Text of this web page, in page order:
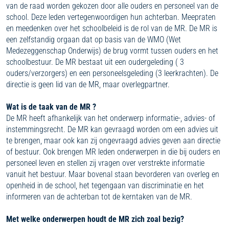
van de raad worden gekozen door alle ouders en personeel van de
school. Deze leden vertegenwoordigen hun achterban. Meepraten
en meedenken over het schoolbeleid is de rol van de MR. De MR is
een zelfstandig orgaan dat op basis van de WMO (Wet
Medezeggenschap Onderwijs) de brug vormt tussen ouders en het
schoolbestuur. De MR bestaat uit een oudergeleding ( 3
ouders/verzorgers) en een personeelsgeleding (3 leerkrachten). De
directie is geen lid van de MR, maar overlegpartner.
Wat is de taak van de MR ?
De MR heeft afhankelijk van het onderwerp informatie-, advies- of
instemmingsrecht. De MR kan gevraagd worden om een advies uit
te brengen, maar ook kan zij ongevraagd advies geven aan directie
of bestuur. Ook brengen MR leden onderwerpen in die bij ouders en
personeel leven en stellen zij vragen over verstrekte informatie
vanuit het bestuur. Maar bovenal staan bevorderen van overleg en
openheid in de school, het tegengaan van discriminatie en het
informeren van de achterban tot de kerntaken van de MR.
Met welke onderwerpen houdt de MR zich zoal bezig?